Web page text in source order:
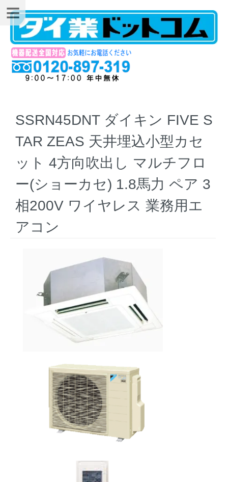
SSRN45DNT ダイキン FIVE S
TAR ZEAS 天井埋込小型カセ
ット 4方向吹出し マルチフロ
ー(ショーカセ) 1.8馬力 ペア 3
相200V ワイヤレス 業務用エ
アコン